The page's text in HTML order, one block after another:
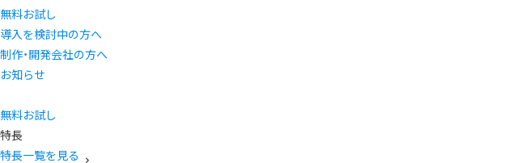
無料お試し
導入を検討中の方へ
制作・開発会社の方へ
お知らせ
無料お試し
特長
特長一覧を見る